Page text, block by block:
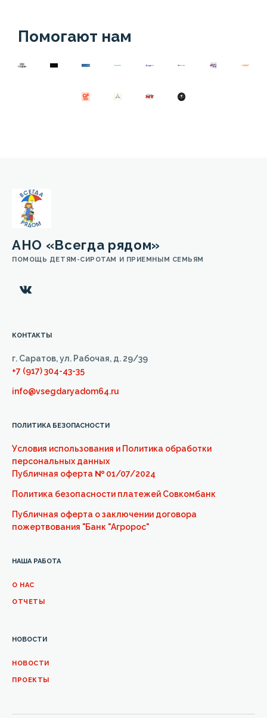
Помогают нам
АНО «Всегда рядом»
ПОМОЩЬ ДЕТЯМ-СИРОТАМ И ПРИЕМНЫМ СЕМЬЯМ
КОНТАКТЫ
г. Саратов, ул. Рабочая, д. 29/39
+7 (917) 304-43-35
info@vsegdaryadom64.ru
НАША РАБОТА
О НАС
ОТЧЕТЫ
НОВОСТИ
НОВОСТИ
ПРОЕКТЫ
ПОЛИТИКА БЕЗОПАСНОСТИ
Условия использования и Политика обработки
персональных данных
Публичная оферта № 01/07/2024
Политика безопасности платежей Совкомбанк
Публичная оферта о заключении договора
пожертвования "Банк "Агророс"